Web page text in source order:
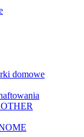
domowe